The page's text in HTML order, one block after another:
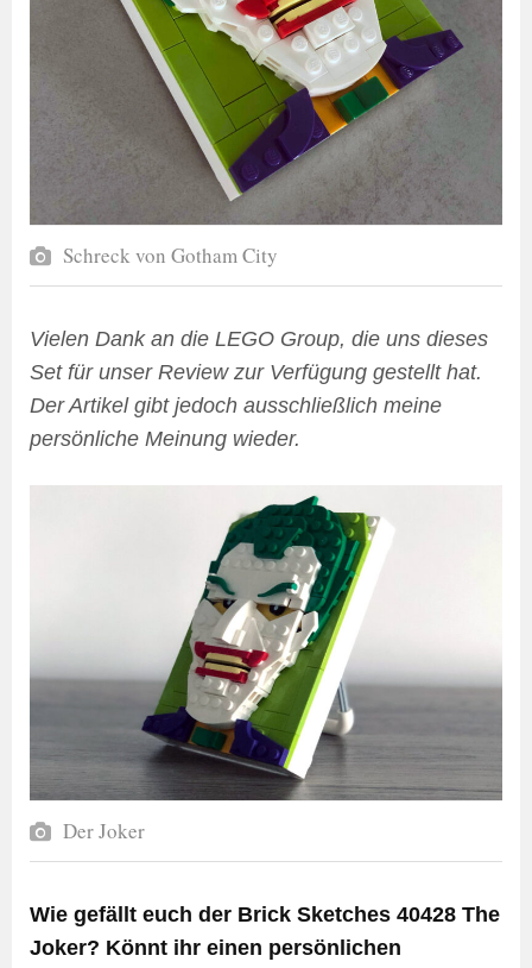
Schreck von Gotham City
Vielen Dank an die LEGO Group, die uns dieses
Set für unser Review zur Verfügung gestellt hat.
Der Artikel gibt jedoch ausschließlich meine
persönliche Meinung wieder.
Der Joker
Wie gefällt euch der Brick Sketches 40428 The
Joker? Könnt ihr einen persönlichen